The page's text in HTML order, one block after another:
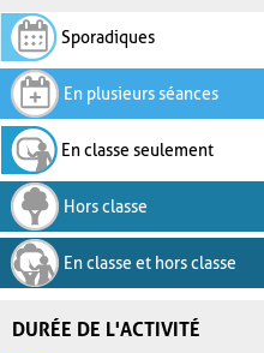
Sporadiques
En plusieurs séances
En classe seulement
Hors classe
En classe et hors classe
DURÉE DE L'ACTIVITÉ